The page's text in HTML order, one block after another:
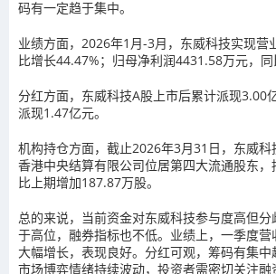
码有一定趋于集中。
业绩方面，2026年1月-3月，东威科技实现营
比增长44.47%；归母净利润4431.58万元，同
分红方面，东威科技A股上市后累计派现3.00
派现1.47亿元。
机构持仓方面，截止2026年3月31日，东威科
香港中央结算有限公司位居第四大流通股东
比上期增加187.87万股。
总的来说，当前资金对东威科技参与度高但
于高位，融券指标也不低。业绩上，一季度
大幅增长，表现良好。分红可观，筹码有集
市场博弈情绪持续波动，投资者需密切关注